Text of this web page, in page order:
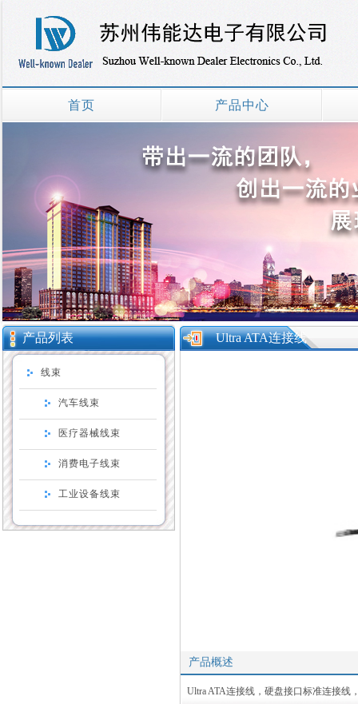
首页 产品中心
产品列表
线束
汽车线束
医疗器械线束
消费电子线束
工业设备线束
Ultra ATA连接线
产品概述
Ultra ATA连接线，硬盘接口标准连接线